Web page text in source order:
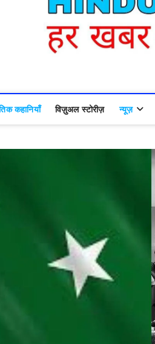
कहानियाँ विज़ुअल स्टोरीज़ न्यूज़